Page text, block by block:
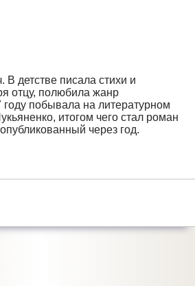
детстве писала стихи и
отцу, полюбила жанр
побывала на литературном
итогом чего стал роман
через год.